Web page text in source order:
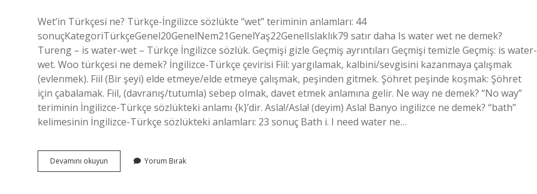
Wet’in Türkçesi ne? Türkçe-İngilizce sözlükte “wet” teriminin anlamları: 44
sonuçKategoriTürkçeGenel20GenelNem21GenelYaş22GenelIslaklık79 satır daha Is water wet ne demek?
Tureng – is water-wet – Türkçe İngilizce sözlük. Geçmişi gizle Geçmiş ayrıntıları Geçmişi temizle Geçmiş: is water-
wet. Woo türkçesi ne demek? İngilizce-Türkçe çevirisi Fiil: yargılamak, kalbini/sevgisini kazanmaya çalışmak
(evlenmek). Fiil (Bir şeyi) elde etmeye/elde etmeye çalışmak, peşinden gitmek. Şöhret peşinde koşmak: Şöhret
için çabalamak. Fiil, (davranış/tutumla) sebep olmak, davet etmek anlamına gelir. Ne way ne demek? “No way”
teriminin İngilizce-Türkçe sözlükteki anlamı {k}’dir. Asla!/Asla! (deyim) Asla! Banyo ingilizce ne demek? “bath”
kelimesinin İngilizce-Türkçe sözlükteki anlamları: 23 sonuç Bath i. I need water ne…
Devamını okuyun
Türkçesi
Yorum Bırak